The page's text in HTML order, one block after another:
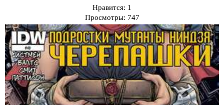
Нравится: 1
Просмотры: 747